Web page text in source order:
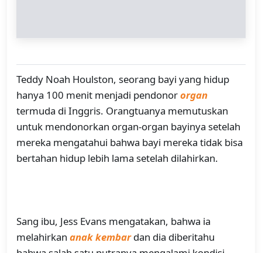
Teddy Noah Houlston, seorang bayi yang hidup
hanya 100 menit menjadi pendonororgan
termuda di Inggris. Orangtuanya memutuskan
untuk mendonorkan organ-organ bayinya setelah
mereka mengatahui bahwa bayi mereka tidak bisa
bertahan hidup lebih lama setelah dilahirkan.
Sang ibu, Jess Evans mengatakan, bahwa ia
melahirkan anak kembardan dia diberitahu